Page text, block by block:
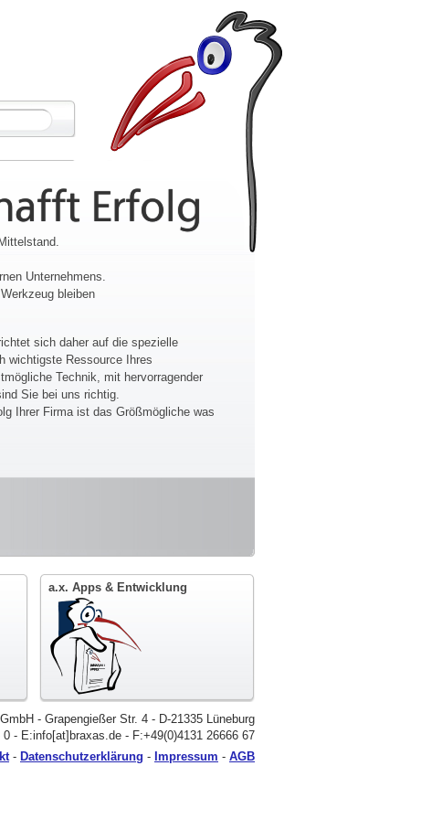
Erfolg
Unternehmens.
bleiben
sich daher auf die spezielle
wichtigste Ressource Ihres
Technik, mit hervorragender
Sie bei uns richtig.
Ihrer Firma ist das Größmögliche was
a.x. Apps & Entwicklung
- Grapengießer Str. 4 - D-21335 Lüneburg
- E:info[at]braxas.de - F:+49(0)4131 26666 67
- Datenschutzerklärung - Impressum - AGB